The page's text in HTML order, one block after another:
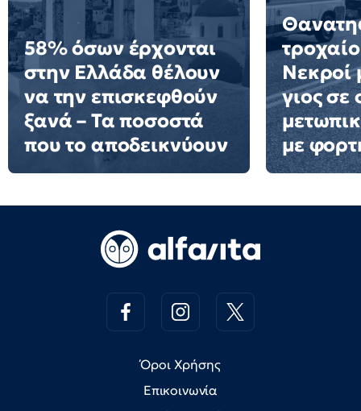
58% όσων έρχονται
στην Ελλάδα θέλουν
να την επισκεφθούν
ξανά – Τα ποσοστά
που το αποδεικνύουν
Νεκροί
γιος
με
Όροι Χρήσης
Επικοινωνία